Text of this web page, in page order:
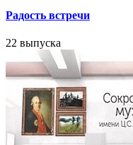
Радость встречи
22 выпуска